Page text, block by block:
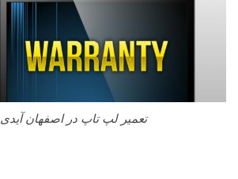
تعمیر لپ تاپ در اصفهان آیدی 724